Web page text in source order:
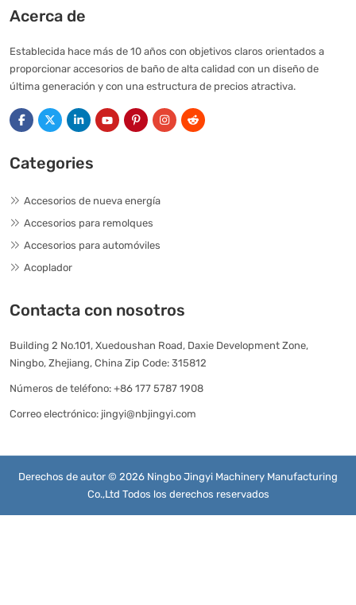
Acerca de
Establecida hace más de 10 años con objetivos claros orientados a
proporcionar accesorios de baño de alta calidad con un diseño de
última generación y con una estructura de precios atractiva.
Categories
Accesorios de nueva energía
Accesorios para remolques
Accesorios para automóviles
Acoplador
Contacta con nosotros
Building 2 No.101, Xuedoushan Road, Daxie Development Zone,
Ningbo, Zhejiang, China Zip Code: 315812
Números de teléfono: +86 177 5787 1908
Correo electrónico: jingyi@nbjingyi.com
Derechos de autor © 2026 Ningbo Jingyi Machinery Manufacturing
Co.,Ltd Todos los derechos reservados